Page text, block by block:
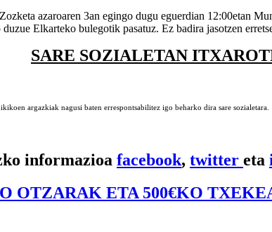
Zozketa azaroaren 3an egingo dugu eguerdian 12:00etan
Elkarteko bulegotik pasatuz. Ez badira jasotzen
SARE SOZIALETAN
argazkiak nagusi baten errespontsabilitez igo beharko dira sare sozialetara.
informazioa facebook, twitter eta
OTZARAK ETA 500€KO